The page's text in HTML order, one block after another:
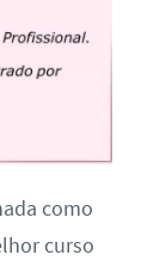
como
curso